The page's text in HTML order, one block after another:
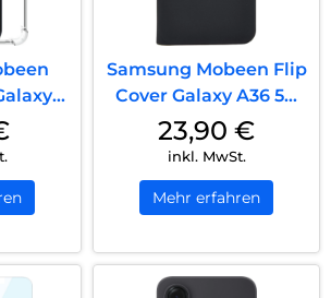
Samsung Mobeen Flip
Cover Galaxy A36 5G
Black
23,90 €
inkl. MwSt.
Mehr erfahren